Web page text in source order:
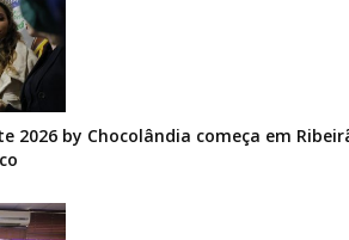
2026 by Chocolândia começa em